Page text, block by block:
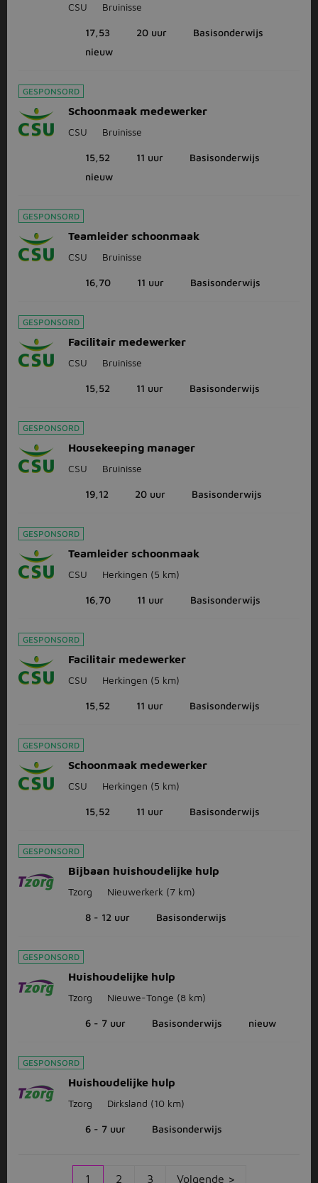
CSU Bruinisse
17,53 20 uur
Basisonderwijs
nieuw
GESPONSORD
Schoonmaak medewerker
CSU Bruinisse
15,52 11 uur
Basisonderwijs
nieuw
GESPONSORD
Teamleider schoonmaak
CSU Bruinisse
16,70 11 uur Basisonderwijs
GESPONSORD
Facilitair medewerker
CSU Bruinisse
15,52 11 uur Basisonderwijs
GESPONSORD
Housekeeping manager
CSU Bruinisse
19,12 20 uur Basisonderwijs
GESPONSORD
Teamleider schoonmaak
CSU Herkingen (5 km)
16,70 11 uur Basisonderwijs
GESPONSORD
Facilitair medewerker
CSU Herkingen (5 km)
15,52 11 uur Basisonderwijs
GESPONSORD
Schoonmaak medewerker
CSU Herkingen (5 km)
15,52 11 uur Basisonderwijs
GESPONSORD
Bijbaan huishoudelijke hulp
Tzorg Nieuwerkerk (7 km)
8 - 12 uur Basisonderwijs
GESPONSORD
Huishoudelijke hulp
Tzorg Nieuwe-Tonge (8 km)
6 - 7 uur Basisonderwijs nieuw
GESPONSORD
Huishoudelijke hulp
Tzorg Dirksland (10 km)
6 - 7 uur Basisonderwijs
1 2 3 Volgende >